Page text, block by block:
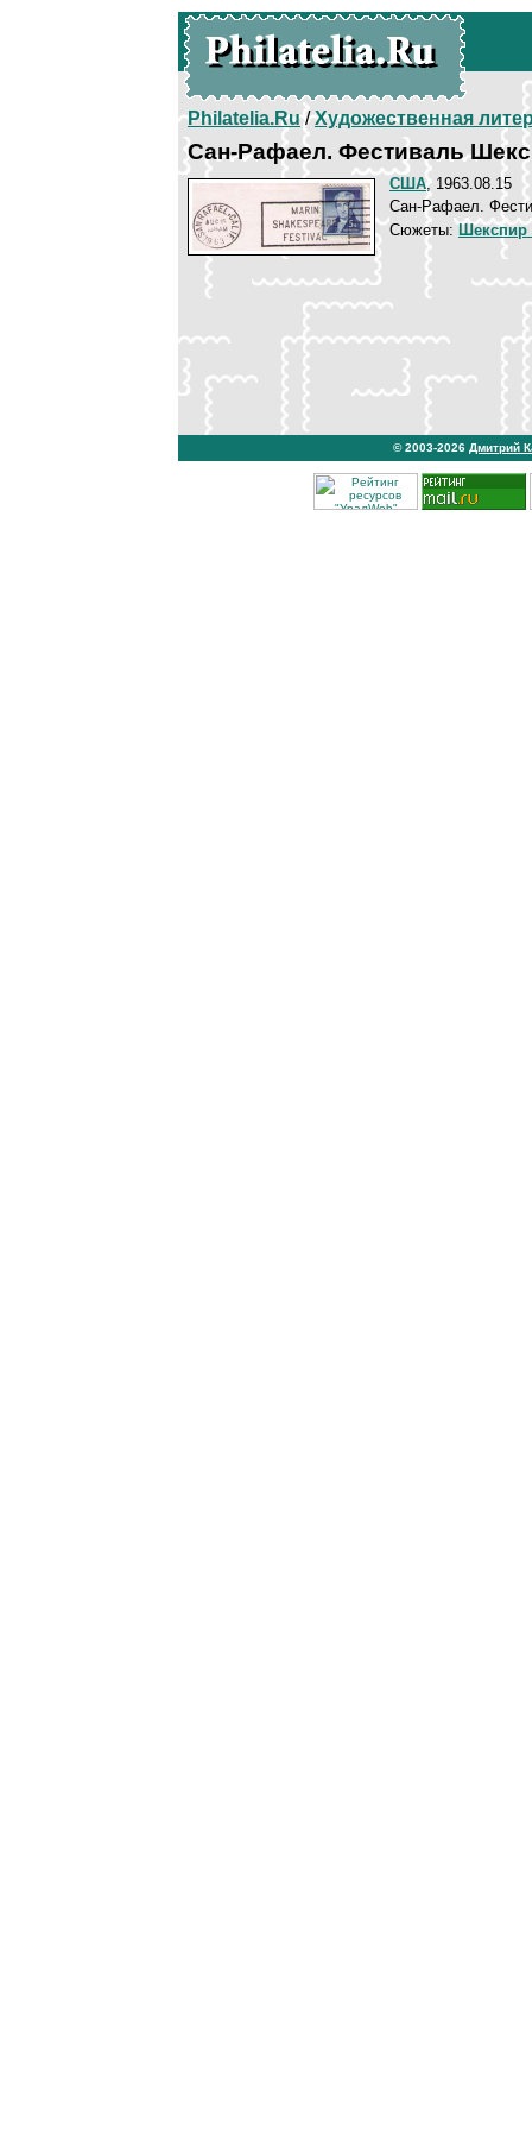
Philatelia.Ru/Художественная
Сан-Рафаел. Фестиваль
США, 1963.08.15
Сан-Рафаел.
Сюжеты:
© 2003-2026 Дмитрий